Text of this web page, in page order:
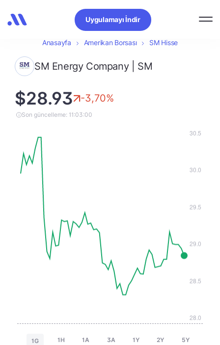
Uygulamayı İndir
Anasayfa Amerikan Borsası SM Hisse
SM Energy Company | SM
$28.93 -3,70%
Son güncelleme: 11:03:00
1G 1H 1A 3A 1Y 2Y 5Y